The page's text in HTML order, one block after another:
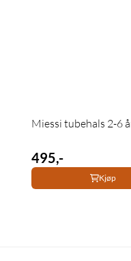
Miessi tubehals 2-6
495,-
Kjøp